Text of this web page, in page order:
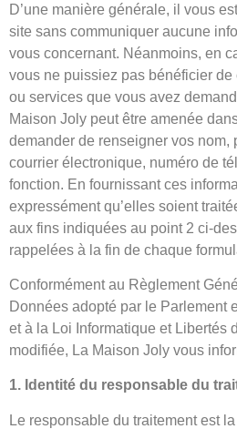
D’une manière générale, il vous
site sans communiquer aucune
vous concernant. Néanmoins, en
vous ne puissiez pas bénéficier
ou services que vous avez
Maison Joly peut être amenée
demander de renseigner vos nom,
courrier électronique, numéro de
fonction. En fournissant ces
expressément qu’elles soient
aux fins indiquées au point 2 ci-
rappelées à la fin de chaque
Conformément au Règlement
Données adopté par le Parlement
et à la Loi Informatique et Libertés
modifiée, La Maison Joly vous
1. Identité du responsable du
Le responsable du traitement est